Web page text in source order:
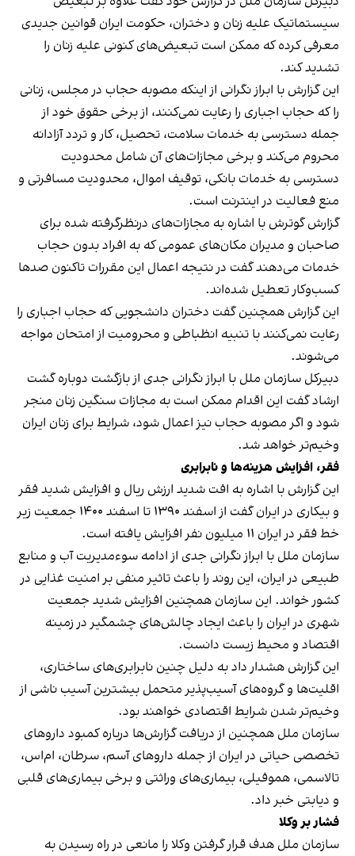
سیستماتیک علیه زنان و دختران، حکومت ایران قوانین جدیدی
معرفی کرده که ممکن است تبعیض‌های کنونی علیه زنان را
تشدید کند.
این گزارش با ابراز نگرانی از اینکه مصوبه حجاب در مجلس، زنانی
را که حجاب اجباری را رعایت نمی‌کنند، از برخی حقوق خود از
جمله دسترسی به خدمات سلامت، تحصیل، کار و تردد آزادانه
محروم می‌کند و برخی مجازات‌های آن شامل محدودیت
دسترسی به خدمات بانکی، توقیف اموال، محدودیت مسافرتی و
منع فعالیت‌ در اینترنت است.
گزارش گوترش با اشاره به مجازات‌های درنظرگرفته شده برای
صاحبان و مدیران مکان‌های عمومی که به افراد بدون حجاب
خدمات می‌دهند گفت در نتیجه اعمال این مقررات تاکنون صدها
کسب‌وکار تعطیل شده‌اند.
این گزارش همچنین گفت دختران دانشجویی که حجاب اجباری را
رعایت نمی‌کنند با تنبیه انظباطی و محرومیت از امتحان مواجه
می‌شوند.
دبیرکل سازمان ملل با ابراز نگرانی جدی از بازگشت دوباره گشت
ارشاد گفت این اقدام ممکن است به مجازات سنگین زنان منجر
شود و اگر مصوبه حجاب نیز اعمال شود، شرایط برای زنان ایران
وخیم‌تر خواهد شد.
فقر، افزایش هزینه‌ها و نابرابری
این گزارش با اشاره به افت شدید ارزش ریال و افزایش شدید فقر
و بیکاری در ایران گفت از اسفند ۱۳۹۰ تا اسفند ۱۴۰۰ جمعیت زیر
خط فقر در ایران ۱۱ میلیون نفر افزایش یافته است.
سازمان ملل با ابراز نگرانی جدی از ادامه سوءمدیریت آب و منابع
طبیعی در ایران، این روند را باعث تاثیر منفی بر امنیت غذایی در
کشور خواند. این سازمان همچنین افزایش شدید جمعیت
شهری در ایران را باعث ایجاد چالش‌های چشمگیر در زمینه
اقتصاد و محیط زیست دانست.
این گزارش هشدار داد به دلیل چنین نابرابری‌های ساختاری،
اقلیت‌ها و گروه‌های آسیب‌پذیر متحمل بیشترین آسیب ناشی از
وخیم‌تر شدن شرایط اقتصادی خواهند بود.
سازمان ملل همچنین از دریافت گزارش‌ها درباره کمبود داروهای
تخصصی حیاتی در ایران از جمله داروهای آسم، سرطان، ام‌اس،
تالاسمی، هموفیلی، بیماری‌های وراثتی و برخی بیماری‌های قلبی
و دیابتی خبر داد.
فشار بر وکلا
سازمان ملل هدف قرار گرفتن وکلا را مانعی در راه رسیدن به